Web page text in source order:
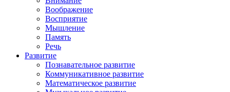
Воображение
Восприятие
Мышление
Память
Речь
Развитие
Познавательное развитие
Коммуникативное развитие
Математическое развитие